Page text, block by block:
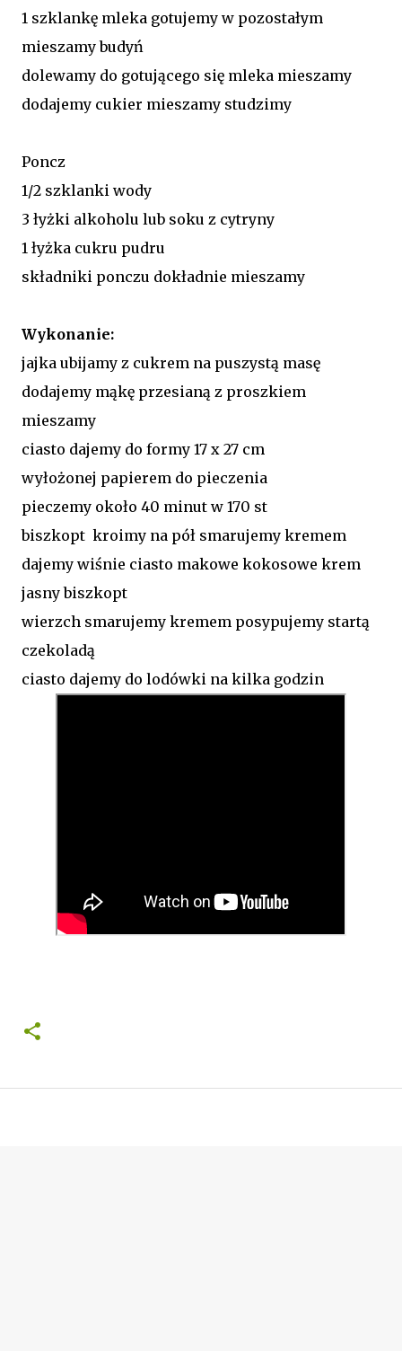
1 szklankę mleka gotujemy w pozostałym
mieszamy budyń
dolewamy do gotującego się mleka mieszamy
dodajemy cukier mieszamy studzimy
Poncz
1/2 szklanki wody
3 łyżki alkoholu lub soku z cytryny
1 łyżka cukru pudru
składniki ponczu dokładnie mieszamy
Wykonanie:
jajka ubijamy z cukrem na puszystą masę
dodajemy mąkę przesianą z proszkiem
mieszamy
ciasto dajemy do formy 17 x 27 cm
wyłożonej papierem do pieczenia
pieczemy około 40 minut w 170 st
biszkopt kroimy na pół smarujemy kremem
dajemy wiśnie ciasto makowe kokosowe krem
jasny biszkopt
wierzch smarujemy kremem posypujemy startą
czekoladą
ciasto dajemy do lodówki na kilka godzin